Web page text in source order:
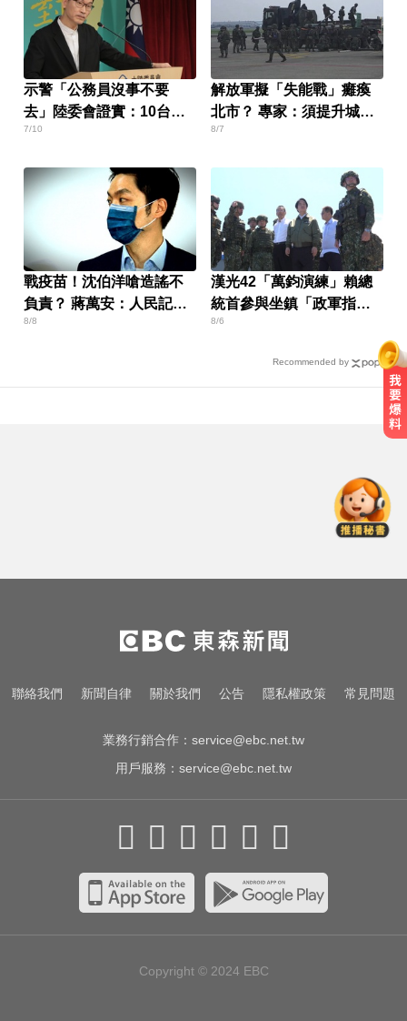
示警「公務員沒事不要
去」陸委會證實：10台人
赴陸失聯
7/10
解放軍擬「失能戰」癱瘓
北市？ 專家：須提升城鎮
韌性
8/7
戰疫苗！沈伯洋嗆造謠不
負責？ 蔣萬安：人民記憶
「洗不掉」
8/8
漢光42「萬鈞演練」賴總
統首參與坐鎮「政軍指揮
中心」
8/6
Recommended by
鍵
里約直升機墜毀 哥倫比亞一家3名
女性罹難
快訊／國2油罐車撞休旅「打橫匝
聯絡我們 新聞自律 關於我們 公告 隱私權政策 常見問題
業務行銷合作： service@ebc.net.tw
用戶服務： service@ebc.net.tw
Copyright © 2024 EBC